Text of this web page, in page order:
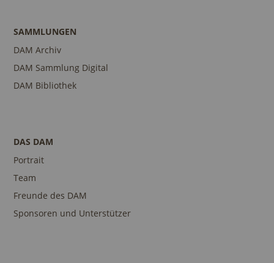
SAMMLUNGEN
DAM Archiv
DAM Sammlung Digital
DAM Bibliothek
DAS DAM
Portrait
Team
Freunde des DAM
Sponsoren und Unterstützer